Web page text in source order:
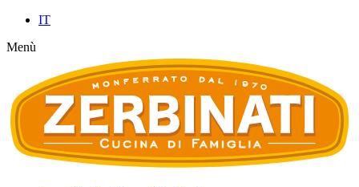
IT
Menù